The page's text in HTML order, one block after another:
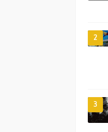
2
3